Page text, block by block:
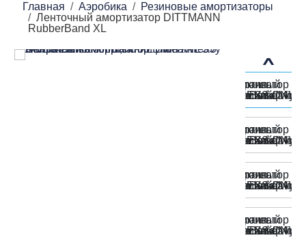
Главная Аэробика
Резиновые амортизаторы
Ленточный амортизатор DITTMANN
RubberBand XL